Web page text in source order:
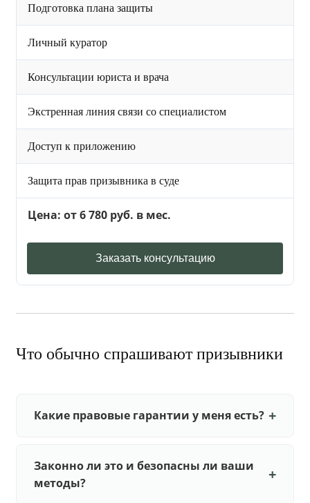
Подготовка плана защиты
Личный куратор
Консультации юриста и врача
Экстренная линия связи со специалистом
Доступ к приложению
Защита прав призывника в суде
Цена: от 6 780 руб. в мес.
Заказать консультацию
Что обычно спрашивают призывники
Какие правовые гарантии у меня есть?
Законно ли это и безопасны ли ваши
методы?